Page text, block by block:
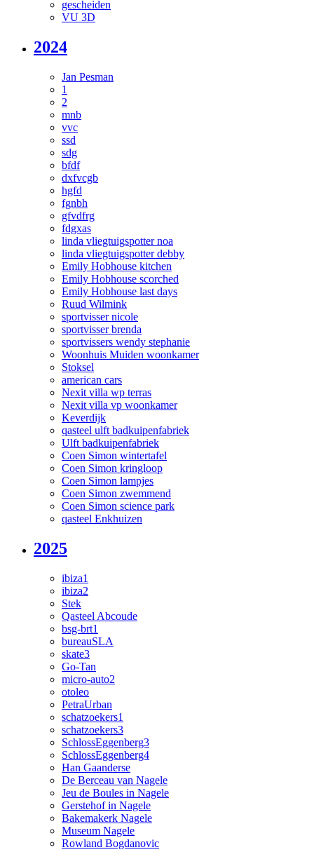
gescheiden
VU 3D
2024
Jan Pesman
1
2
mnb
vvc
ssd
sdg
bfdf
dxfvcgb
hgfd
fgnbh
gfvdfrg
fdgxas
linda vliegtuigspotter noa
linda vliegtuigspotter debby
Emily Hobhouse kitchen
Emily Hobhouse scorched
Emily Hobhouse last days
Ruud Wilmink
sportvisser nicole
sportvisser brenda
sportvissers wendy stephanie
Woonhuis Muiden woonkamer
Stoksel
american cars
Nexit villa wp terras
Nexit villa vp woonkamer
Keverdijk
qasteel ulft badkuipenfabriek
Ulft badkuipenfabriek
Coen Simon wintertafel
Coen Simon kringloop
Coen Simon lampjes
Coen Simon zwemmend
Coen Simon science park
qasteel Enkhuizen
2025
ibiza1
ibiza2
Stek
Qasteel Abcoude
bsg-brt1
bureauSLA
skate3
Go-Tan
micro-auto2
otoleo
PetraUrban
schatzoekers1
schatzoekers3
SchlossEggenberg3
SchlossEggenberg4
Han Gaanderse
De Berceau van Nagele
Jeu de Boules in Nagele
Gerstehof in Nagele
Bakemakerk Nagele
Museum Nagele
Rowland Bogdanovic